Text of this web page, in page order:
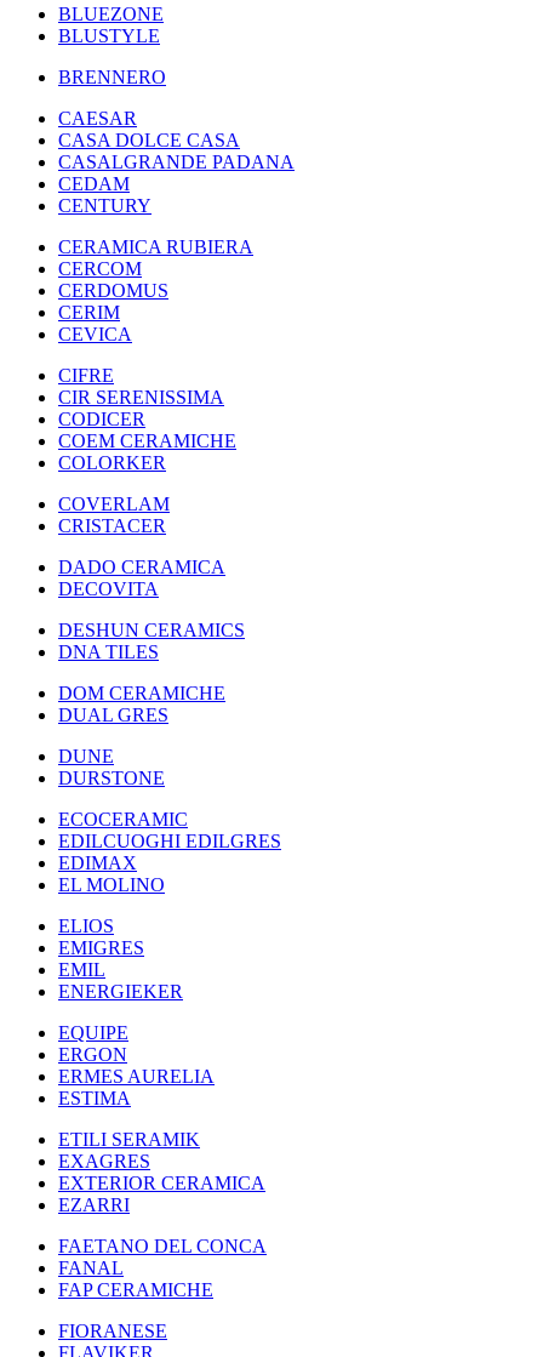
BLUEZONE
BLUSTYLE
BRENNERO
CAESAR
CASA DOLCE CASA
CASALGRANDE PADANA
CEDAM
CENTURY
CERAMICA RUBIERA
CERCOM
CERDOMUS
CERIM
CEVICA
CIFRE
CIR SERENISSIMA
CODICER
COEM CERAMICHE
COLORKER
COVERLAM
CRISTACER
DADO CERAMICA
DECOVITA
DESHUN CERAMICS
DNA TILES
DOM CERAMICHE
DUAL GRES
DUNE
DURSTONE
ECOCERAMIC
EDILCUOGHI EDILGRES
EDIMAX
EL MOLINO
ELIOS
EMIGRES
EMIL
ENERGIEKER
EQUIPE
ERGON
ERMES AURELIA
ESTIMA
ETILI SERAMIK
EXAGRES
EXTERIOR CERAMICA
EZARRI
FAETANO DEL CONCA
FANAL
FAP CERAMICHE
FIORANESE
FLAVIKER